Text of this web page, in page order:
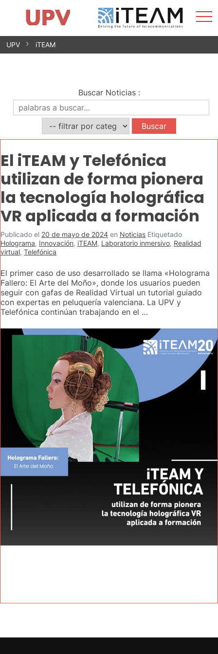
Saltar
Impacto
Grupos de investigación
Instalaciones
Spin-offs
Contacto
Prácticas
Noticias
Unidad de Igualdad
UPV iTEAM
Buscar Noticias:
El iTEAM y Telefónica
utilizan de forma pionera
la tecnología holográfica
VR aplicada a formación
Publicado el 20 de mayo de 2024 en Noticias Etiquetado
Holograma, Innovación, iTEAM, Laboratorio inmersivo, Realidad
virtual, Telefónica
El primer caso de uso desarrollado se llama «Holograma
Fallero: El Arte del Moño», donde los usuarios pueden
seguir con gafas de Realidad Virtual un tutorial guiado
con expertas en peluquería valenciana. La UPV y
Telefónica continúan trabajando en el …